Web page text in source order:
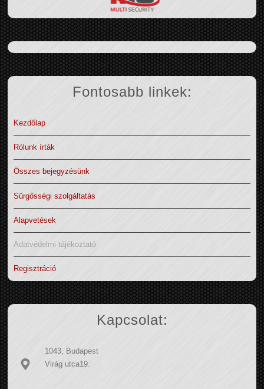
Fontosabb linkek:
Kezdőlap
Rólunk írták
Összes bejegyzésünk
Sürgősségi szolgáltatás
Alapvetések
Adatvédelmi tájékoztató
Regisztráció
Kapcsolat:
1043, Budapest
Virág utca19.